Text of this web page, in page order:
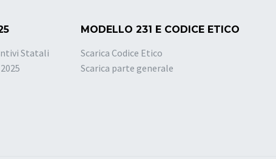
Statali
MODELLO 231 E CODICE ETICO
Scarica Codice Etico
Scarica parte generale